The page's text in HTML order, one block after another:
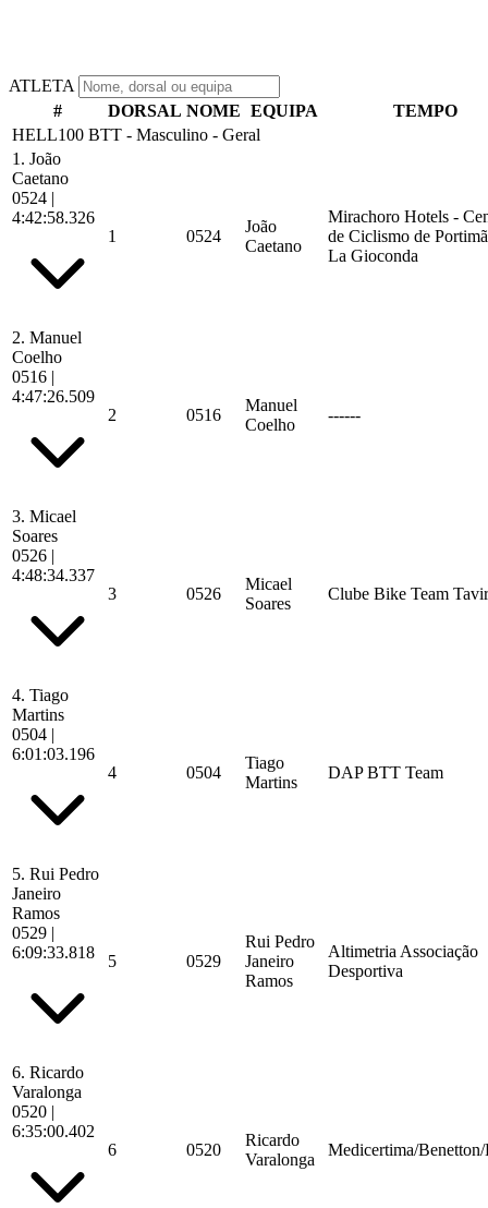
ATLETA
#
DORSAL NOME EQUIPA
TEMPO
HELL100 BTT - Masculino - Geral
1. João
Caetano
0524 |
4:42:58.326
1
0524
João
Caetano
Mirachoro Hotels -
de Ciclismo de
La Gioconda
2. Manuel
Coelho
0516 |
4:47:26.509
2
0516
Manuel
Coelho
------
3. Micael
Soares
0526 |
4:48:34.337
3
0526
Micael
Soares
Clube Bike Team
4. Tiago
Martins
0504 |
6:01:03.196
4
0504
Tiago
Martins
DAP BTT Team
5. Rui Pedro
Janeiro
Ramos
0529 |
6:09:33.818
5 0529
Rui Pedro
Janeiro
Ramos
Altimetria Associação
Desportiva
6. Ricardo
Varalonga
0520 |
6:35:00.402
6
0520
Ricardo
Varalonga
Medicertima/